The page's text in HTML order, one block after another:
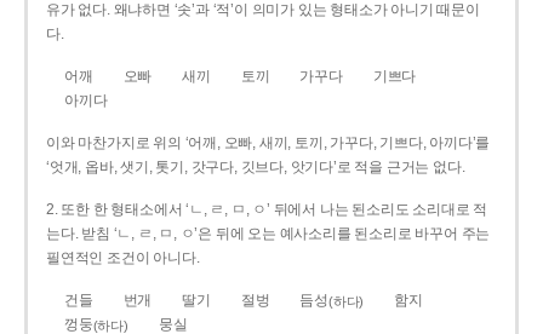
유가 없다. 왜냐하면 ‘솟’과 ‘적’이 의미가 있는 형태소가 아니기 때문이
다.
어깨 오빠 새끼 토끼 가꾸다
기쁘다
아끼다
이와 마찬가지로 위의 ‘어깨, 오빠, 새끼, 토끼, 가꾸다, 기쁘다, 아끼다’를
‘엇개, 옵바, 샛기, 톳기, 갓구다, 깃브다, 앗기다’로 적을 근거는 없다.
2. 또한 한 형태소에서 ‘ㄴ, ㄹ, ㅁ, ㅇ’ 뒤에서 나는 된소리도 소리대로 적
는다. 받침 ‘ㄴ, ㄹ, ㅁ, ㅇ’은 뒤에 오는 예사소리를 된소리로 바꾸어 주는
필연적인 조건이 아니다.
건들 번개 딸기 절벙 듬성(하다)
함지
껑둥(하다) 뭉실